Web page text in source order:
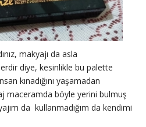
makyajı da asla
diye, kesinlikle bu palette
kınadığını yaşamadan
maceramda böyle yerini bulmuş
da kullanmadığım da kendimi